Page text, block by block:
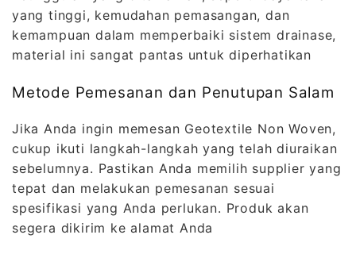
yang tinggi, kemudahan pemasangan, dan
kemampuan dalam memperbaiki sistem drainase,
material ini sangat pantas untuk diperhatikan
Metode Pemesanan dan Penutupan Salam
Jika Anda ingin memesan Geotextile Non Woven,
cukup ikuti langkah-langkah yang telah diuraikan
sebelumnya. Pastikan Anda memilih supplier yang
tepat dan melakukan pemesanan sesuai
spesifikasi yang Anda perlukan. Produk akan
segera dikirim ke alamat Anda